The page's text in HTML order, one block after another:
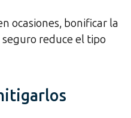
ocasiones, bonificar la
reduce el tipo